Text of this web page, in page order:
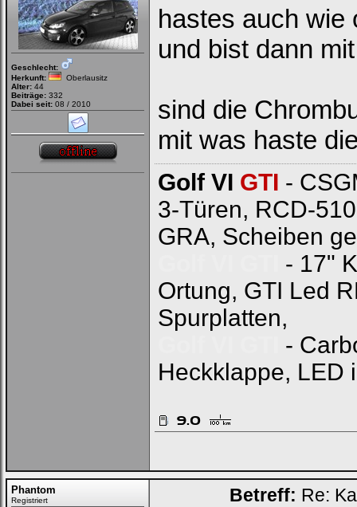
Geschlecht:
Herkunft:
Oberlausitz
Alter: 44
Beiträge: 332
Dabei seit: 08 / 2010
hastes auch wie
und bist dann
sind die
mit was haste
Golf VI GTI -
3-Türen, RCD-
GRA, Scheiben
- 17"
Ortung, GTI Led
Spurplatten,
-
Heckklappe, LED
Phantom
Registriert Betreff: Re: